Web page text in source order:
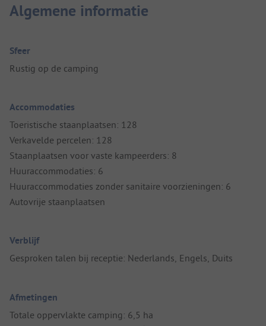
Algemene informatie
Sfeer
Rustig op de camping
Accommodaties
Toeristische staanplaatsen: 128
Verkavelde percelen: 128
Staanplaatsen voor vaste kampeerders: 8
Huuraccommodaties: 6
Huuraccommodaties zonder sanitaire voorzieningen: 6
Autovrije staanplaatsen
Verblijf
Gesproken talen bij receptie: Nederlands, Engels, Duits
Afmetingen
Totale oppervlakte camping: 6,5 ha